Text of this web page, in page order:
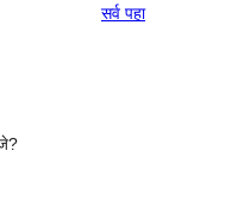
सर्वपुनरावलोकने
पहा